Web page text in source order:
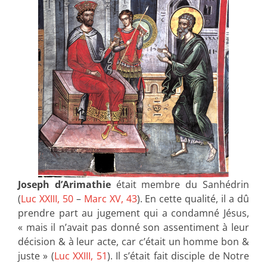
Joseph d’Arimathieétait membre du Sanhédrin
(Luc XXIII, 50– Marc XV, 43). En cette qualité, il a dû
prendre part au jugement qui a condamné Jésus,
« mais il n’avait pas donné son assentiment à leur
décision & à leur acte, car c’était un homme bon &
juste » (Luc XXIII, 51). Il s’était fait disciple de Notre